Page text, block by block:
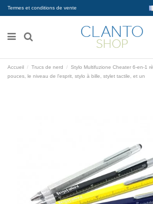
Termes et conditions de vente
Accueil Trucs de nerd
Stylo Multifuzione Cheater 6-en-1
pouces, le niveau de l'esprit, stylo à bille, stylet tactile, et un